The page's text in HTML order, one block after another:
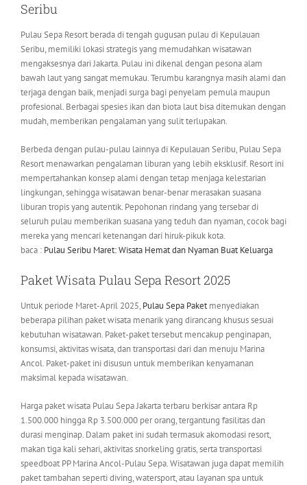
Seribu
Pulau Sepa Resort berada di tengah gugusan pulau di Kepulauan
Seribu, memiliki lokasi strategis yang memudahkan wisatawan
mengaksesnya dari Jakarta. Pulau ini dikenal dengan pesona alam
bawah laut yang sangat memukau. Terumbu karangnya masih alami dan
terjaga dengan baik, menjadi surga bagi penyelam pemula maupun
profesional. Berbagai spesies ikan dan biota laut bisa ditemukan dengan
mudah, memberikan pengalaman yang sulit terlupakan.
Berbeda dengan pulau-pulau lainnya di Kepulauan Seribu, Pulau Sepa
Resort menawarkan pengalaman liburan yang lebih eksklusif. Resort ini
mempertahankan konsep alami dengan tetap menjaga kelestarian
lingkungan, sehingga wisatawan benar-benar merasakan suasana
liburan tropis yang autentik. Pepohonan rindang yang tersebar di
seluruh pulau memberikan suasana yang teduh dan nyaman, cocok bagi
mereka yang mencari ketenangan dari hiruk-pikuk kota.
baca : Pulau Seribu Maret: Wisata Hemat dan Nyaman Buat Keluarga
Paket Wisata Pulau Sepa Resort 2025
Untuk periode Maret-April 2025, Pulau Sepa Paketmenyediakan
beberapa pilihan paket wisata menarik yang dirancang khusus sesuai
kebutuhan wisatawan. Paket-paket tersebut mencakup penginapan,
konsumsi, aktivitas wisata, dan transportasi dari dan menuju Marina
Ancol. Paket-paket ini disusun untuk memberikan kenyamanan
maksimal kepada wisatawan.
Harga paket wisata Pulau Sepa Jakarta terbaru berkisar antara Rp
1.500.000 hingga Rp 3.500.000 per orang, tergantung fasilitas dan
durasi menginap. Dalam paket ini sudah termasuk akomodasi resort,
makan tiga kali sehari, aktivitas snorkeling gratis, serta transportasi
speedboat PP Marina Ancol-Pulau Sepa. Wisatawan juga dapat memilih
paket tambahan seperti diving, watersport, atau layanan spa untuk